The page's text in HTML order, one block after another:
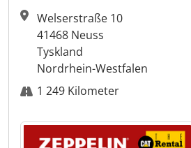
Welserstraße 10
41468 Neuss
Tyskland
Nordrhein-Westfalen
1 249 Kilometer